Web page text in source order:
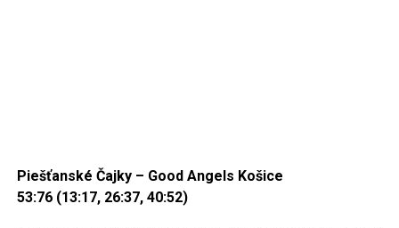
Piešťanské Čajky – Good Angels Košice
53:76 (13:17, 26:37, 40:52)